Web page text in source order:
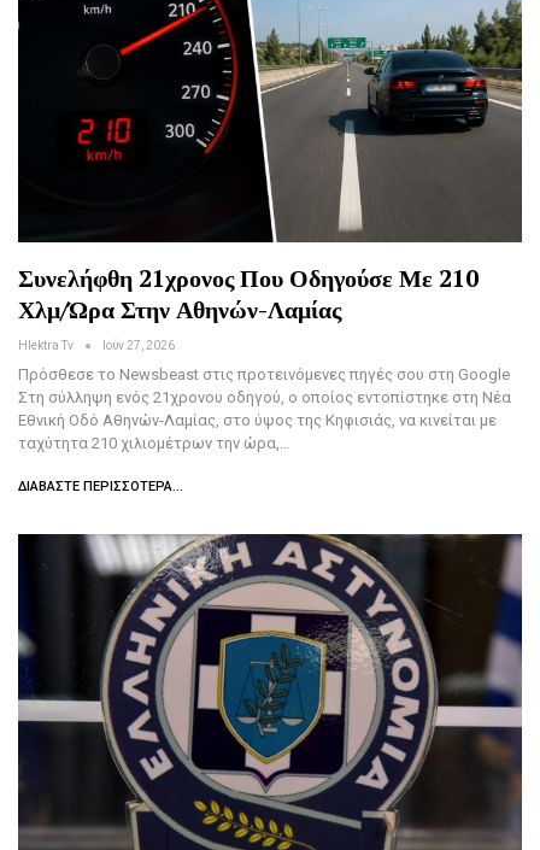
Συνελήφθη 21χρονος Που Οδηγούσε Με 210
Χλμ/ώρα Στην Αθηνών-Λαμίας
Hlektra Tv Ιούν 27, 2026
Πρόσθεσε το Newsbeast στις προτεινόμενες πηγές σου στη Google
Στη σύλληψη ενός 21χρονου οδηγού, ο οποίος εντοπίστηκε στη Νέα
Εθνική Οδό Αθηνών-Λαμίας, στο ύψος της Κηφισιάς, να κινείται με
ταχύτητα 210 χιλιομέτρων την ώρα,…
ΔΙΑΒΆΣΤΕ ΠΕΡΙΣΣΌΤΕΡΑ...